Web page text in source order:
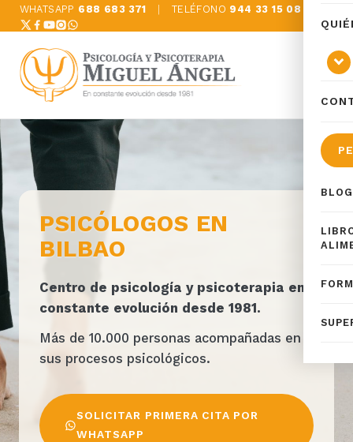
Saltar
al
contenido
WHATSAPP 688 683 371 | TELÉFONO 944 33 15 08
BLOG
PSICÓLOGOS EN
BILBAO
Centro de psicología y psicoterapia en
constante evolución desde 1981.
Más de 10.000 personas acompañadas en
sus procesos psicológicos.
SOLICITAR PRIMERA CITA POR
WHATSAPP